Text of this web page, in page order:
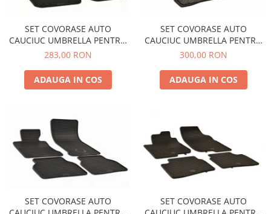
Husa Anvelope
Truse Chei
Organizatoare Auto
Iluminat Auto
Semnalizari
Accesorii LED
Becuri Auto
Piese Auto
Amortizoare Capota
SET COVORASE AUTO
CAUCIUC UMBRELLA PENTRU
AUDI A6 (C6) (2004-2006)
283,00 RON
ADAUGA IN COS
SET COVORASE AUTO
CAUCIUC UMBRELLA PENTRU
FIAT DOBLO II (2009-2015).
300,00 RON
ADAUGA IN COS
SET COVORASE AUTO
SET COVORASE AUTO